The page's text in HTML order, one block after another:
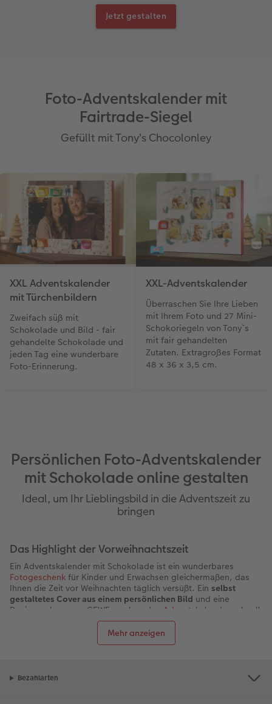
Jetzt gestalten
Foto-Adventskalender mit
Fairtrade-Siegel
Gefüllt mit Tony's Chocolonley
XXL Adventskalender
mit Türchenbildern
Zweifach süß mit
Schokolade und Bild - fair
gehandelte Schokolade und
jeden Tag eine wunderbare
Foto-Erinnerung.
XXL-Adventskalender
Überraschen Sie Ihre Lieben
mit Ihrem Foto und 27 Mini-
Schokoriegeln von Tony`s
mit fair gehandelten
Zutaten. Extragroßes Format
48 x 36 x 3,5 cm.
Persönlichen Foto-Adventskalender
mit Schokolade online gestalten
Ideal, um Ihr Lieblingsbild in die Adventszeit zu
bringen
Mehr anzeigen
Das Highlight der Vorweihnachtszeit
Ein Adventskalender mit Schokolade ist ein wunderbares
Fotogeschenk für Kinder und Erwachsen gleichermaßen, das
Ihnen die Zeit vor Weihnachten täglich versüßt. Ein selbst
gestaltetes Cover aus einem persönlichen Bild und eine
Designvorlage von CEWE machen den
Adventskalender
schnell
zum Herzstück einer jeden weihnachtlichen Dekoration. Für die
Gestaltung Ihres Schoko-Adventkalender stehen Ihnen
unzählige Designmöglichkeiten zur Verfügung stehen. So
entspricht. Apropos Geschmack: Die verschiedenen Füllungen
Bezahlarten